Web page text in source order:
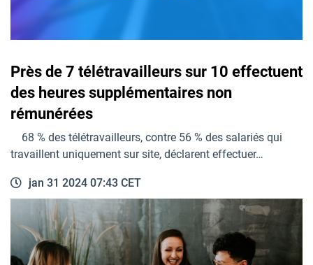
Près de 7 télétravailleurs sur 10 effectuent
des heures supplémentaires non
rémunérées
68 % des télétravailleurs, contre 56 % des salariés qui
travaillent uniquement sur site, déclarent effectuer…
jan 31 2024 07:43 CET